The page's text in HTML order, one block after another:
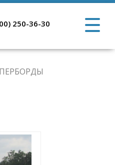
250-36-30